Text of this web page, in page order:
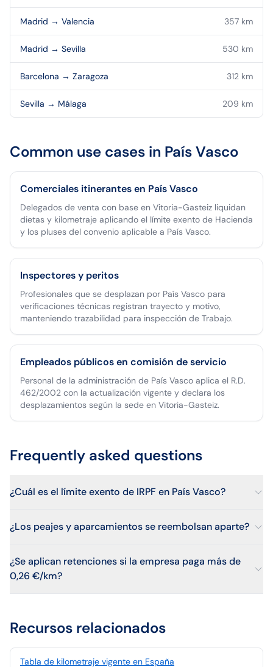
Madrid → Valencia 357 km
Madrid → Sevilla 530 km
Barcelona → Zaragoza 312 km
Sevilla → Málaga 209 km
Common use cases in País Vasco
Comerciales itinerantes en País Vasco
Delegados de venta con base en Vitoria-Gasteiz liquidan
dietas y kilometraje aplicando el límite exento de Hacienda
y los pluses del convenio aplicable a País Vasco.
Inspectores y peritos
Profesionales que se desplazan por País Vasco para
verificaciones técnicas registran trayecto y motivo,
manteniendo trazabilidad para inspección de Trabajo.
Empleados públicos en comisión de servicio
Personal de la administración de País Vasco aplica el R.D.
462/2002 con la actualización vigente y declara los
desplazamientos según la sede en Vitoria-Gasteiz.
Frequently asked questions
¿Cuál es el límite exento de IRPF en País Vasco?
¿Los peajes y aparcamientos se reembolsan aparte?
¿Se aplican retenciones si la empresa paga más de
0,26 €/km?
Recursos relacionados
Tabla de kilometraje vigente en España